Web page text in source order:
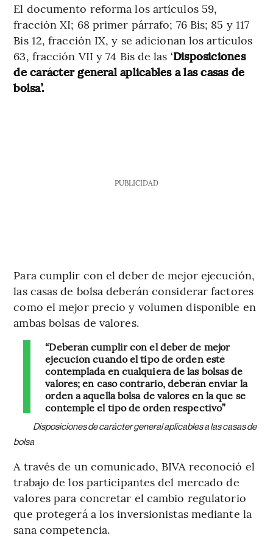
El documento reforma los artículos 59,
fracción XI; 68 primer párrafo; 76 Bis; 85 y 117
Bis 12, fracción IX, y se adicionan los artículos
63, fracción VII y 74 Bis de las ‘Disposiciones
de carácter general aplicables a las casas de
bolsa’.
PUBLICIDAD
Para cumplir con el deber de mejor ejecución,
las casas de bolsa deberán considerar factores
como el mejor precio y volumen disponible en
ambas bolsas de valores.
“Deberán cumplir con el deber de mejor
ejecución cuando el tipo de orden esté
contemplada en cualquiera de las bolsas de
valores; en caso contrario, deberán enviar la
orden a aquella bolsa de valores en la que se
contemple el tipo de orden respectivo”
Disposiciones de carácter general aplicables a las casas de
bolsa
A través de un comunicado, BIVA reconoció el
trabajo de los participantes del mercado de
valores para concretar el cambio regulatorio
que protegerá a los inversionistas mediante la
sana competencia.